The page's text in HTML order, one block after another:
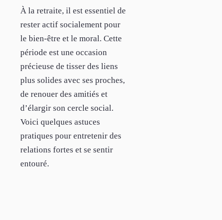
À la retraite, il est essentiel de
rester actif socialement pour
le bien-être et le moral. Cette
période est une occasion
précieuse de tisser des liens
plus solides avec ses proches,
de renouer des amitiés et
d’élargir son cercle social.
Voici quelques astuces
pratiques pour entretenir des
relations fortes et se sentir
entouré.